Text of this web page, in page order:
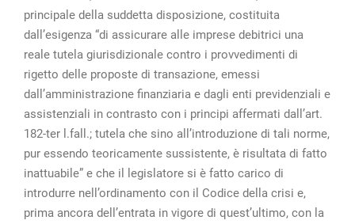
principale della suddetta disposizione, costituita
dall’esigenza “di assicurare alle imprese debitrici una
reale tutela giurisdizionale contro i provvedimenti di
rigetto delle proposte di transazione, emessi
dall’amministrazione finanziaria e dagli enti previdenziali e
assistenziali in contrasto con i principi affermati dall’art.
182-ter l.fall.; tutela che sino all’introduzione di tali norme,
pur essendo teoricamente sussistente, è risultata di fatto
inattuabile” e che il legislatore si è fatto carico di
introdurre nell’ordinamento con il Codice della crisi e,
prima ancora dell’entrata in vigore di quest’ultimo, con la